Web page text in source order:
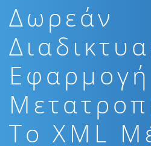
Δωρεάν
Εφαρμογή
To XML